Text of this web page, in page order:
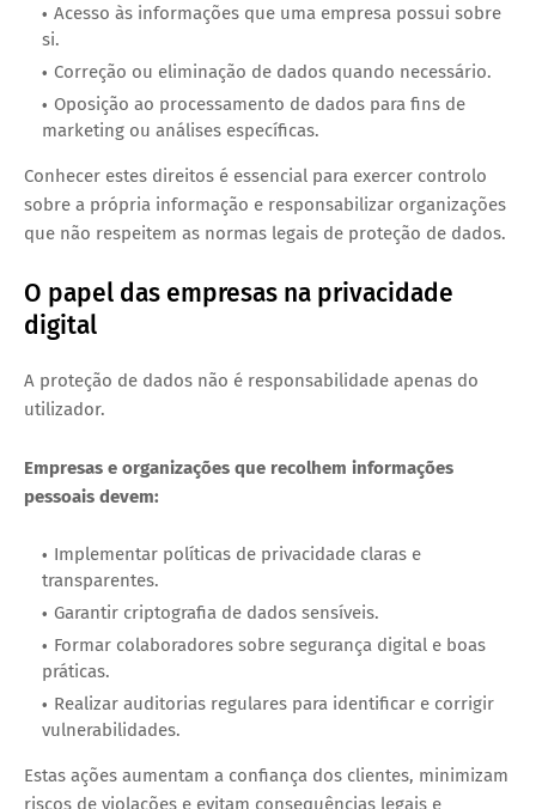
Acesso às informações que uma empresa possui sobre
si.
Correção ou eliminação de dados quando necessário.
Oposição ao processamento de dados para fins de
marketing ou análises específicas.
Conhecer estes direitos é essencial para exercer controlo
sobre a própria informação e responsabilizar organizações
que não respeitem as normas legais de proteção de dados.
O papel das empresas na privacidade
digital
A proteção de dados não é responsabilidade apenas do
utilizador.
Empresas e organizações que recolhem informações
pessoais devem:
Implementar políticas de privacidade claras e
transparentes.
Garantir criptografia de dados sensíveis.
Formar colaboradores sobre segurança digital e boas
práticas.
Realizar auditorias regulares para identificar e corrigir
vulnerabilidades.
Estas ações aumentam a confiança dos clientes, minimizam
riscos de violações e evitam consequências legais e